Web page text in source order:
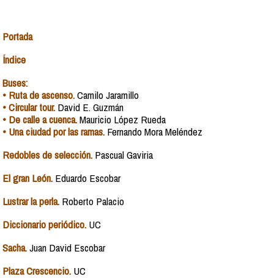
Portada
Índice
Buses:
• Ruta de ascenso.Camilo Jaramillo
• Circular tour. David E. Guzmán
• De calle a cuenca.Mauricio López Rueda
• Una ciudad por las ramas. Fernando Mora Meléndez
Redobles de selección. Pascual Gaviria
El gran León. Eduardo Escobar
Lustrar la perla. Roberto Palacio
Diccionario periódico. UC
Sacha.Juan David Escobar
Plaza Crescencio. UC